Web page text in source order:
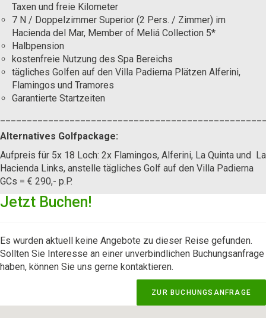
Taxen und freie Kilometer
7 N / Doppelzimmer Superior (2 Pers. / Zimmer) im
Hacienda del Mar, Member of Meliá Collection 5*
Halbpension
kostenfreie Nutzung des Spa Bereichs
tägliches Golfen auf den Villa Padierna Plätzen Alferini,
Flamingos und Tramores
Garantierte Startzeiten
Alternatives Golfpackage:
Aufpreis für 5x 18 Loch: 2x Flamingos, Alferini, La Quinta und La
Hacienda Links, anstelle tägliches Golf auf den Villa Padierna
GCs = € 290,- p.P.
Jetzt Buchen!
Es wurden aktuell keine Angebote zu dieser Reise gefunden.
Sollten Sie Interesse an einer unverbindlichen Buchungsanfrage
haben, können Sie uns gerne kontaktieren.
ZUR BUCHUNGSANFRAGE